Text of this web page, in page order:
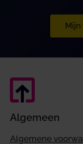
Mijn
Algemeen
Algemene